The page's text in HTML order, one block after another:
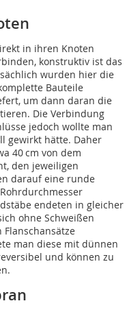
in ihren Knoten
konstruktiv ist das
wurden hier die
Bauteile
um dann daran die
Die Verbindung
jedoch wollte man
gewirkt hätte. Daher
40 cm von dem
den jeweiligen
darauf eine runde
endeten in gleicher
ohne Schweißen
man diese mit dünnen
und können zu